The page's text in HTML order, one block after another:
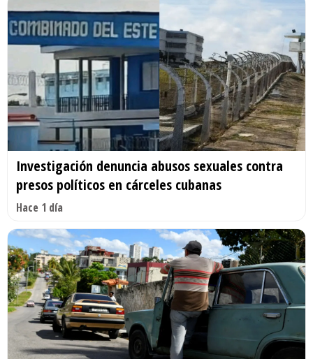
Investigación denuncia abusos sexuales contra
presos políticos en cárceles cubanas
Hace 1 día